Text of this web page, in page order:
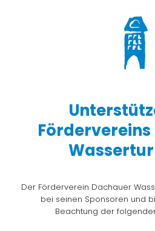
Der Förderverein Dachauer
bei seinen Sponsoren und
Beachtung der